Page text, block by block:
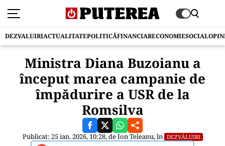
DEZVALUIRIACTUALITATEPOLITICĂFINANCIARECONOMIESOCIAL
Ministra Diana Buzoianu a
început marea campanie de
împădurire a USR de la
Romsilva
Publicat: 25 ian. 2026, 10:28, deIon Teleanu, în DEZVĂLUIRI